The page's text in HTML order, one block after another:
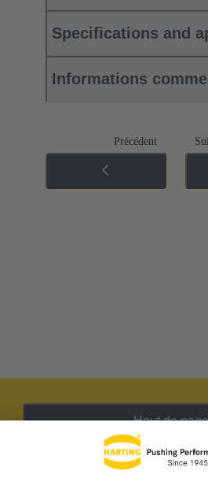
Specifications and
Informations
Précédent
Haut de page